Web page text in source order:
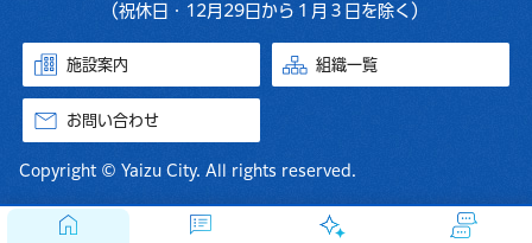
（祝休日・12月29日から１月３日を除く）
施設案内 組織一覧
お問い合わせ
Copyright © Yaizu City. All rights reserved.